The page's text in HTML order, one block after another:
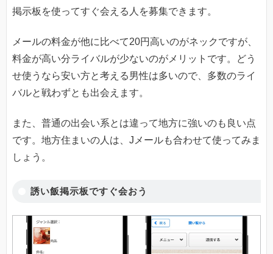
掲示板を使ってすぐ会える人を募集できます。
メールの料金が他に比べて20円高いのがネックですが、
料金が高い分ライバルが少ないのがメリットです。どう
せ使うなら安い方と考える男性は多いので、多数のライ
バルと戦わずとも出会えます。
また、普通の出会い系とは違って地方に強いのも良い点
です。地方住まいの人は、Jメールも合わせて使ってみま
しょう。
誘い飯掲示板ですぐ会おう